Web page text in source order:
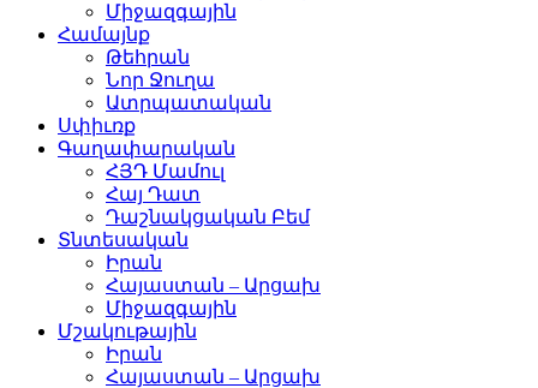
Միջազգային
Համայնք
Թեհրան
Նոր Ջուղա
Ատրպատական
Սփիւռք
Գաղափարական
ՀՅԴ Մամուլ
Հայ Դատ
Դաշնակցական Բեմ
Տնտեսական
Իրան
Հայաստան – Արցախ
Միջազգային
Մշակութային
Իրան
Հայաստան – Արցախ